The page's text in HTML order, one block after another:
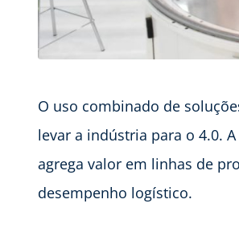
O uso combinado de
levar a indústria para o 4.0.
agrega valor em linhas de
desempenho logístico.